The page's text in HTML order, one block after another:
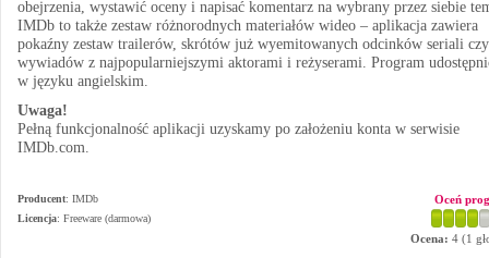
obejrzenia, wystawić oceny i napisać komentarz na wybrany przez siebie
IMDb to także zestaw różnorodnych materiałów wideo – aplikacja zawiera
pokaźny zestaw trailerów, skrótów już wyemitowanych odcinków seriali czy
wywiadów z najpopularniejszymi aktorami i reżyserami. Program
w języku angielskim.
Uwaga!
Pełną funkcjonalność aplikacji uzyskamy po założeniu konta w serwisie
IMDb.com.
Producent: IMDb
Licencja: Freeware (darmowa)
Oceń
Ocena: 4 (1